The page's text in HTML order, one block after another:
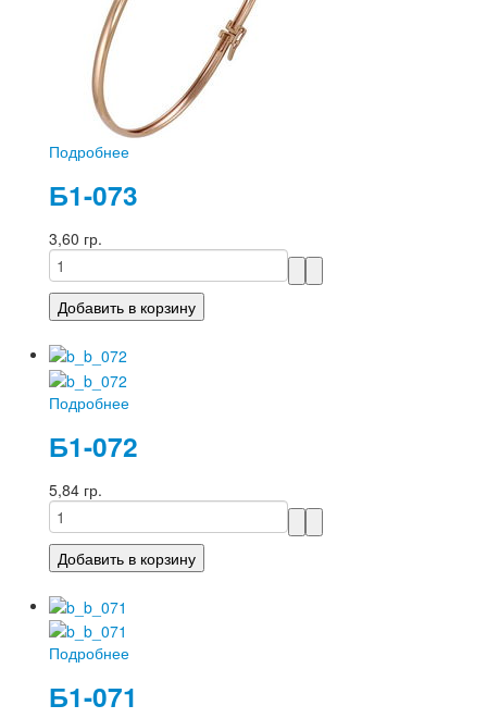
Подробнее
Б1-073
3,60 гр.
Подробнее
Б1-072
5,84 гр.
Подробнее
Б1-071